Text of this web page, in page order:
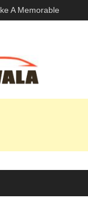
A Memorable
With A 로스앤
스에서 친환경적
력 공개: 라이더
는 이유는 무엇일